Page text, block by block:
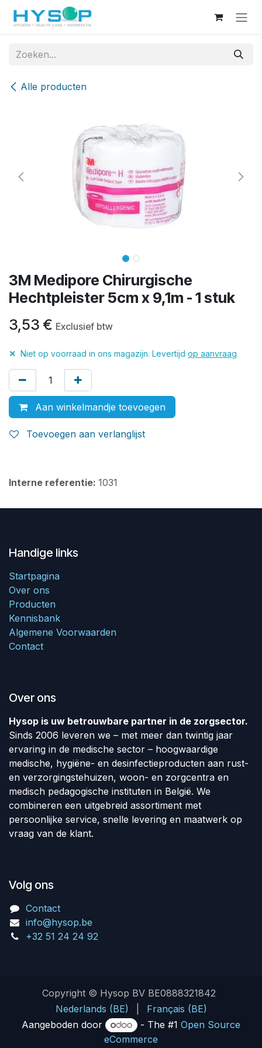
Overslaan naar inhoud
Alle producten
3M Medipore Chirurgische
Hechtpleister 5cm x 9,1m - 1 stuk
3,53 € Exclusief btw
✕ Niet op voorraad in ons magazijn. Levertijd op aanvraag
Aan winkelmandje toevoegen
Toevoegen aan verlanglijst
Interne referentie: 1031
Handige links
Startpagina
Over ons
Producten
Kennisbank
Algemene Voorwaarden
Contact
Over ons
Hysop is uw betrouwbare partner in de zorgsector.
Sinds 2006 leveren we – met meer dan twintig jaar
ervaring in de medische sector – hoogwaardige
medische, hygiëne- en desinfectieproducten aan rust-
en verzorgingstehuizen, woon- en zorgcentra en
medisch pedagogische instituten in België. We
combineren een uitgebreid assortiment met
persoonlijke service, snelle levering en maatwerk op
vraag van de klant.
Volg ons
Contact
info@hysop.be
+32 51 24 24 92
Copyright © Hysop BV BE0888321842
Nederlands (BE)
Français (BE)
Aangeboden door
- The #1 Open Source
eCommerce